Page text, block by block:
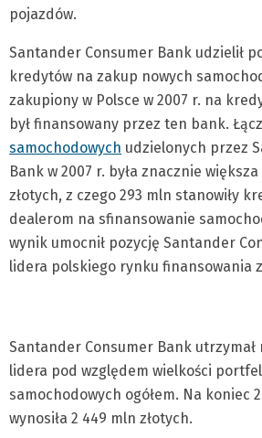
pojazdów.
Santander Consumer Bank udzielił
kredytów na zakup nowych
zakupiony w Polsce w 2007 r. na
był finansowany przez ten bank.
samochodowych udzielonych przez
Bank w 2007 r. była znacznie
złotych, z czego 293 mln stanowiły
dealerom na sfinansowanie
wynik umocnił pozycję Santander
lidera polskiego rynku finansowania
Santander Consumer Bank utrzymał
lidera pod względem wielkości
samochodowych ogółem. Na koniec
wynosiła 2 449 mln złotych.